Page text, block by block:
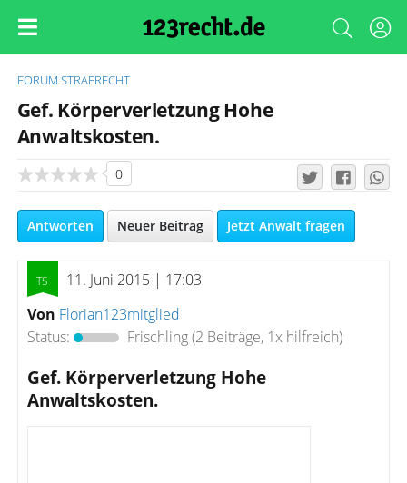
FORUM STRAFRECHT
Gef. Körperverletzung Hohe
Anwaltskosten.
0
Antworten Neuer Beitrag Jetzt Anwalt fragen
11. Juni 2015 | 17:03
Von Florian123mitglied
Status:
Frischling(2 Beiträge, 1x hilfreich)
Gef. Körperverletzung Hohe
Anwaltskosten.